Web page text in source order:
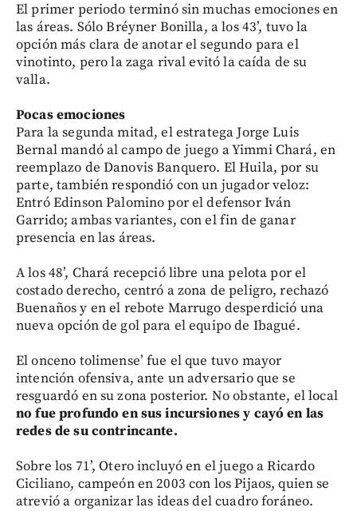
El primer periodo terminó sin muchas emociones en
las áreas. Sólo Bréyner Bonilla, a los 43’, tuvo la
opción más clara de anotar el segundo para el
vinotinto, pero la zaga rival evitó la caída de su
valla.
Pocas emociones
Para la segunda mitad, el estratega Jorge Luis
Bernal mandó al campo de juego a Yimmi Chará, en
reemplazo de Danovis Banquero. El Huila, por su
parte, también respondió con un jugador veloz:
Entró Edinson Palomino por el defensor Iván
Garrido; ambas variantes, con el fin de ganar
presencia en las áreas.
A los 48’, Chará recepció libre una pelota por el
costado derecho, centró a zona de peligro, rechazó
Buenaños y en el rebote Marrugo desperdició una
nueva opción de gol para el equipo de Ibagué.
El onceno tolimense’ fue el que tuvo mayor
intención ofensiva, ante un adversario que se
resguardó en su zona posterior. No obstante, el local
no fue profundo en sus incursiones y cayó en las
redes de su contrincante.
Sobre los 71’, Otero incluyó en el juego a Ricardo
Ciciliano, campeón en 2003 con los Pijaos, quien se
atrevió a organizar las ideas del cuadro foráneo.